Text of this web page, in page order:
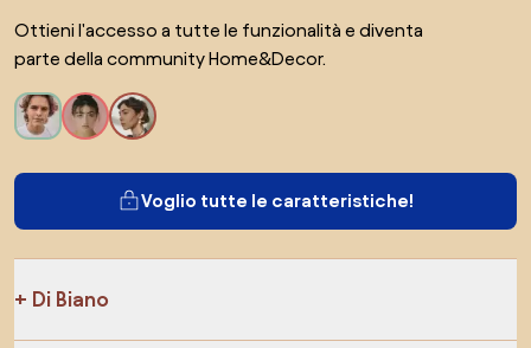
Ottieni l'accesso a tutte le funzionalità e diventa
parte della community Home&Decor.
Voglio tutte le caratteristiche!
Di Biano